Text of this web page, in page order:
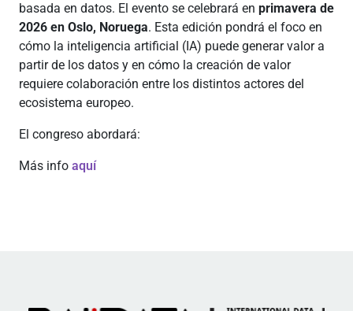
basada en datos. El evento se celebrará en primavera de
2026 en Oslo, Noruega. Esta edición pondrá el foco en
cómo la inteligencia artificial (IA) puede generar valor a
partir de los datos y en cómo la creación de valor
requiere colaboración entre los distintos actores del
ecosistema europeo.
El congreso abordará:
Más info aquí